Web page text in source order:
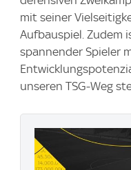
mit seiner
Aufbauspiel. Zudem
spannender Spieler
unseren TSG-Weg